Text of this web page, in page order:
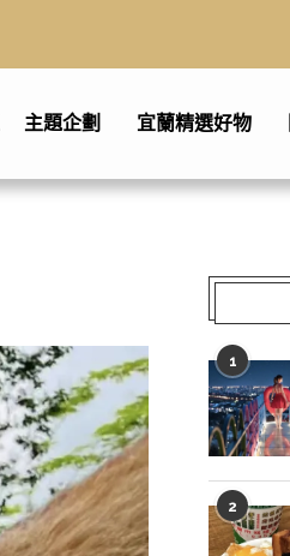
主題企劃 宜蘭精選好物
1
2